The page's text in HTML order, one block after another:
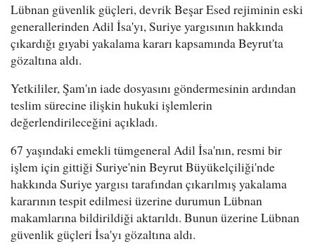
Lübnan güvenlik güçleri, devrik Beşar Esed rejiminin eski
generallerinden Adil İsa'yı, Suriye yargısının hakkında
çıkardığı gıyabi yakalama kararı kapsamında Beyrut'ta
gözaltına aldı.
Yetkililer, Şam'ın iade dosyasını göndermesinin ardından
teslim sürecine ilişkin hukuki işlemlerin
değerlendirileceğini açıkladı.
67 yaşındaki emekli tümgeneral Adil İsa'nın, resmi bir
işlem için gittiği Suriye'nin Beyrut Büyükelçiliği'nde
hakkında Suriye yargısı tarafından çıkarılmış yakalama
kararının tespit edilmesi üzerine durumun Lübnan
makamlarına bildirildiği aktarıldı. Bunun üzerine Lübnan
güvenlik güçleri İsa'yı gözaltına aldı.